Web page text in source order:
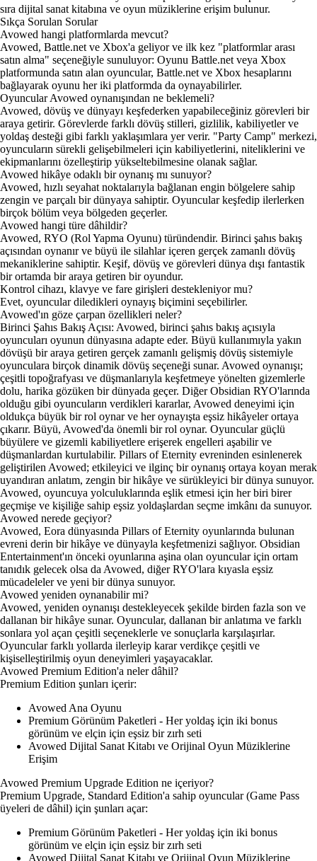
sıra dijital sanat kitabına ve oyun müziklerine erişim bulunur.
Sıkça Sorulan Sorular
Avowed hangi platformlarda mevcut?
Avowed, Battle.net ve Xbox'a geliyor ve ilk kez "platformlar arası
satın alma" seçeneğiyle sunuluyor: Oyunu Battle.net veya Xbox
platformunda satın alan oyuncular, Battle.net ve Xbox hesaplarını
bağlayarak oyunu her iki platformda da oynayabilirler.
Oyuncular Avowed oynanışından ne beklemeli?
Avowed, dövüş ve dünyayı keşfederken yapabileceğiniz görevleri bir
araya getirir. Görevlerde farklı dövüş stilleri, gizlilik, kabiliyetler ve
yoldaş desteği gibi farklı yaklaşımlara yer verir. "Party Camp" merkezi,
oyuncuların sürekli gelişebilmeleri için kabiliyetlerini, niteliklerini ve
ekipmanlarını özelleştirip yükseltebilmesine olanak sağlar.
Avowed hikâye odaklı bir oynanış mı sunuyor?
Avowed, hızlı seyahat noktalarıyla bağlanan engin bölgelere sahip
zengin ve parçalı bir dünyaya sahiptir. Oyuncular keşfedip ilerlerken
birçok bölüm veya bölgeden geçerler.
Avowed hangi türe dâhildir?
Avowed, RYO (Rol Yapma Oyunu) türündendir. Birinci şahıs bakış
açısından oynanır ve büyü ile silahlar içeren gerçek zamanlı dövüş
mekaniklerine sahiptir. Keşif, dövüş ve görevleri dünya dışı fantastik
bir ortamda bir araya getiren bir oyundur.
Kontrol cihazı, klavye ve fare girişleri destekleniyor mu?
Evet, oyuncular diledikleri oynayış biçimini seçebilirler.
Avowed'ın göze çarpan özellikleri neler?
Birinci Şahıs Bakış Açısı: Avowed, birinci şahıs bakış açısıyla
oyuncuları oyunun dünyasına adapte eder. Büyü kullanımıyla yakın
dövüşü bir araya getiren gerçek zamanlı gelişmiş dövüş sistemiyle
oyunculara birçok dinamik dövüş seçeneği sunar. Avowed oynanışı;
çeşitli topoğrafyası ve düşmanlarıyla keşfetmeye yönelten gizemlerle
dolu, harika gözüken bir dünyada geçer. Diğer Obsidian RYO'larında
olduğu gibi oyuncuların verdikleri kararlar, Avowed deneyimi için
oldukça büyük bir rol oynar ve her oynayışta eşsiz hikâyeler ortaya
çıkarır. Büyü, Avowed'da önemli bir rol oynar. Oyuncular güçlü
büyülere ve gizemli kabiliyetlere erişerek engelleri aşabilir ve
düşmanlardan kurtulabilir. Pillars of Eternity evreninden esinlenerek
geliştirilen Avowed; etkileyici ve ilginç bir oynanış ortaya koyan merak
uyandıran anlatım, zengin bir hikâye ve sürükleyici bir dünya sunuyor.
Avowed, oyuncuya yolculuklarında eşlik etmesi için her biri birer
geçmişe ve kişiliğe sahip eşsiz yoldaşlardan seçme imkânı da sunuyor.
Avowed nerede geçiyor?
Avowed, Eora dünyasında Pillars of Eternity oyunlarında bulunan
evreni derin bir hikâye ve dünyayla keşfetmenizi sağlıyor. Obsidian
Entertainment'ın önceki oyunlarına aşina olan oyuncular için ortam
tanıdık gelecek olsa da Avowed, diğer RYO'lara kıyasla eşsiz
mücadeleler ve yeni bir dünya sunuyor.
Avowed yeniden oynanabilir mi?
Avowed, yeniden oynanışı destekleyecek şekilde birden fazla son ve
dallanan bir hikâye sunar. Oyuncular, dallanan bir anlatıma ve farklı
sonlara yol açan çeşitli seçeneklerle ve sonuçlarla karşılaşırlar.
Oyuncular farklı yollarda ilerleyip karar verdikçe çeşitli ve
kişiselleştirilmiş oyun deneyimleri yaşayacaklar.
Avowed Premium Edition'a neler dâhil?
Premium Edition şunları içerir:
Avowed Ana Oyunu
Premium Görünüm Paketleri - Her yoldaş için iki bonus
görünüm ve elçin için eşsiz bir zırh seti
Avowed Dijital Sanat Kitabı ve Orijinal Oyun Müziklerine
Erişim
Avowed Premium Upgrade Edition ne içeriyor?
Premium Upgrade, Standard Edition'a sahip oyuncular (Game Pass
üyeleri de dâhil) için şunları açar:
Premium Görünüm Paketleri - Her yoldaş için iki bonus
görünüm ve elçin için eşsiz bir zırh seti
Avowed Dijital Sanat Kitabı ve Orijinal Oyun Müziklerine